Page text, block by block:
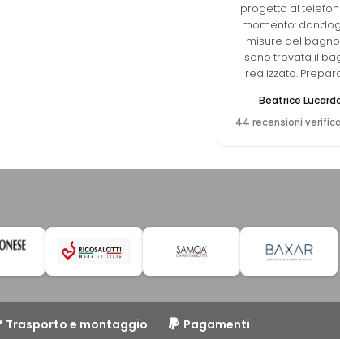
progetto al
momento:
misure del
sono trovata il
realizzato.
molto
Beatrice
44 recensioni
Trasporto e montaggio
Pagamenti